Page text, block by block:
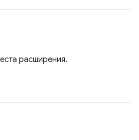
расширения.